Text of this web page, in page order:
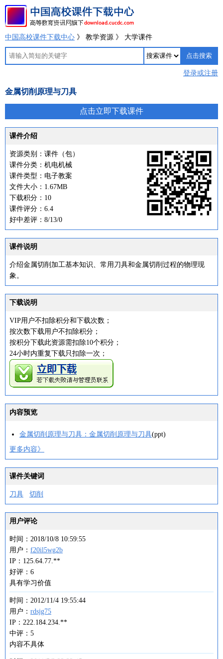
中国高校课件下载中心 》 教学资源 》 大学课件
登录或注册
金属切削原理与刀具
点击立即下载课件
课件介绍
资源类别：课件（包）
课件分类：机电机械
课件类型：电子教案
文件大小：1.67MB
下载积分：10
课件评分：6.4
好中差评：8/13/0
课件说明
介绍金属切削加工基本知识、常用刀具和金属切削过程的物理现
象。
下载说明
VIP用户不扣除积分和下载次数；
按次数下载用户不扣除积分；
按积分下载此资源需扣除10个积分；
24小时内重复下载只扣除一次；
内容预览
金属切削原理与刀具：金属切削原理与刀具(ppt)
更多内容》
课件关键词
刀具 切削
用户评论
时间：2018/10/8 10:59:55
用户： f20il5wg2b
IP：125.64.77.**
好评：6
具有学习价值
时间：2012/11/4 19:55:44
用户： rdsjg75
IP：222.184.234.**
中评：5
内容不具体